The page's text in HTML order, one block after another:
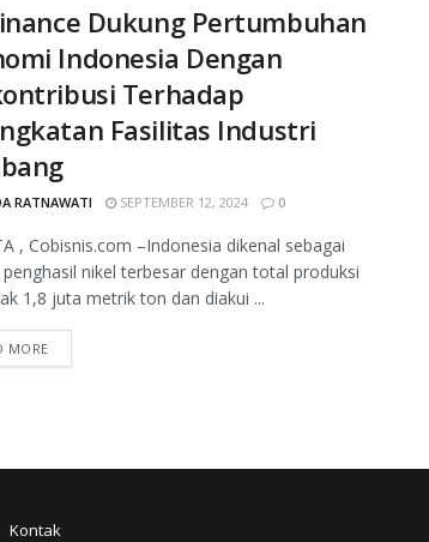
Dukung Pertumbuhan
Indonesia Dengan
Terhadap
Fasilitas Industri
RATNAWATI SEPTEMBER 12, 2024 0
, Cobisnis.com –Indonesia dikenal sebagai
nikel terbesar dengan total produksi
1,8 juta metrik ton dan diakui ...
MORE
Kontak